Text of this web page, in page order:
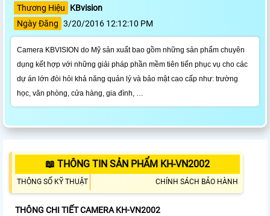
Thương Hiệu
KBvision
Ngày Đăng 3/20/2016 12:12:10 PM
Camera KBVISION do Mỹ sản xuất bao gồm những sản phẩm chuyên
dụng kết hợp với những giải pháp phần mềm tiên tiến phục vụ cho các
dự án lớn đòi hỏi khả năng quản lý và bảo mật cao cấp như: trường
học, văn phòng, cửa hàng, gia đình, …
📖 THÔNG TIN SẢN PHẨM KH-VN2002
THÔNG SỐ KỸ THUẬT CHÍNH SÁCH BẢO HÀNH
THÔNG CHI TIẾT CAMERA KH-VN2002